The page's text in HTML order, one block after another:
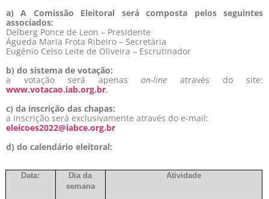
a) A Comissão Eleitoral será composta pelos seguintes
associados:
Delberg Ponce de Leon – Presidente
Águeda Maria Frota Ribeiro – Secretária
Eugênio Celso Leite de Oliveira – Escrutinador
b) do sistema de votação:
a votação será apenas on-line através do site:
www.votacao.iab.org.br.
c) da inscrição das chapas:
a inscrição será exclusivamente através do e-mail:
eleicoes2022@iabce.org.br
d) do calendário eleitoral:
Data:
Dia da
semana
Atividade